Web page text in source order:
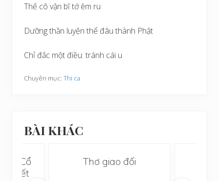
Thế cô vận bĩ tớ êm ru
Dưỡng thần luyện thể đâu thành Phật
Chỉ đắc một điều: tránh cái u
Chuyên mục: Thi ca
BÀI KHÁC
Cổ
Thơ giao đối